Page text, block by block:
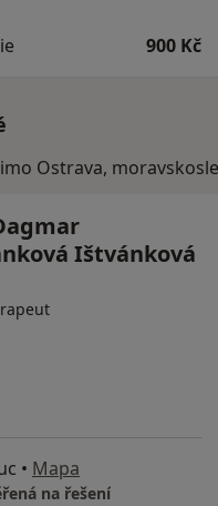
900 Kč
Ostrava,
Ištvánková
• Mapa
na řešení